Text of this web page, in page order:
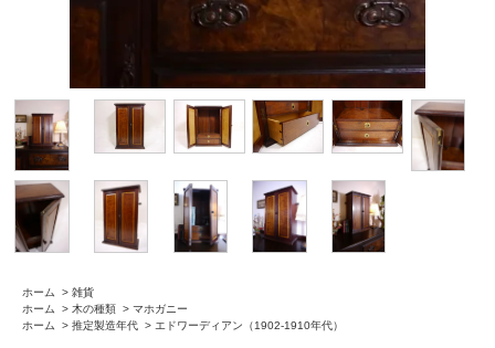
ホーム > 雑貨
ホーム
> 木の種類 > マホガニー
ホーム
> 推定製造年代 > エドワーディアン（1902-1910年代）